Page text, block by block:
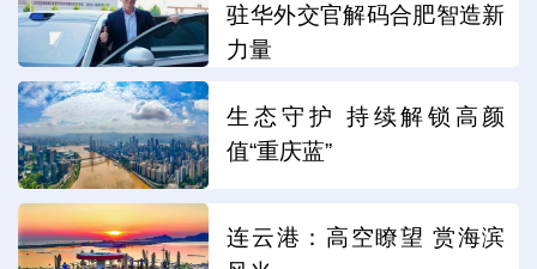
驻华外交官解码合肥智造新
力量
生态守护 持续解锁高颜
值“重庆蓝”
连云港：高空瞭望 赏海滨